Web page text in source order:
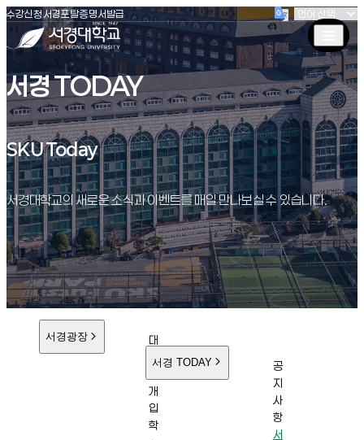
서경대학교
수강신청(새창 열림)
서경포탈(새창 열림)
증명서발급(새창 열림)
서경 TODAY
SKU Today
SKU Today
서경대학교의 새로운 소식과 이벤트를 매일 만나보실 수 있습니다.
서경광장
대
학
개
입
학
서경 TODAY
공
지
사
항
서